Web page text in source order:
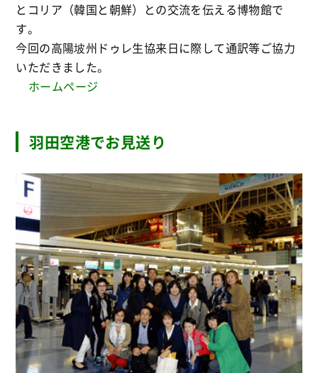
とコリア（韓国と朝鮮）との交流を伝える博物館で
す。
今回の高陽坡州ドゥレ生協来日に際して通訳等ご協力
いただきました。
ホームページ
羽田空港でお見送り